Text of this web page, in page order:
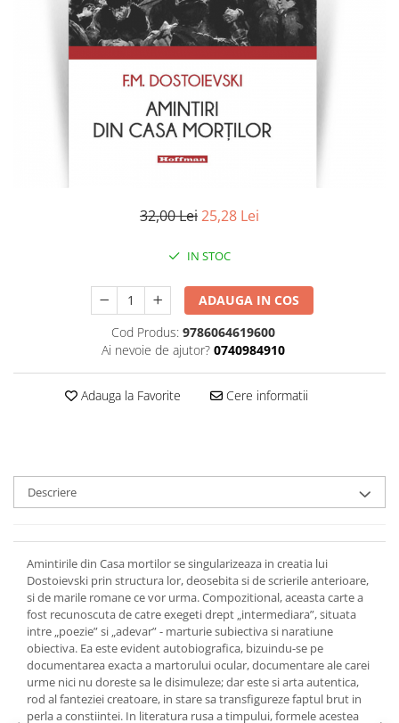
Literatura
Contemporana
Publicistica / Reportaje / Interviuri
Sociologie si filozofie
32,00 Lei25,28 Lei
IN STOC
ADAUGA IN COS
Cod Produs: 9786064619600
Ai nevoie de ajutor? 0740984910
Adauga la Favorite Cere informatii
Descriere
Amintirile din Casa mortilor se singularizeaza in creatia lui
Dostoievski prin structura lor, deosebita si de scrierile anterioare,
si de marile romane ce vor urma. Compozitional, aceasta carte a
fost recunoscuta de catre exegeti drept „intermediara”, situata
intre „poezie” si „adevar” - marturie subiectiva si naratiune
obiectiva. Ea este evident autobiografica, bizuindu-se pe
documentarea exacta a martorului ocular, documentare ale carei
urme nici nu doreste sa le disimuleze; dar este si arta autentica,
rod al fanteziei creatoare, in stare sa transfigureze faptul brut in
perla a constiintei. In literatura rusa a timpului, formele acestea